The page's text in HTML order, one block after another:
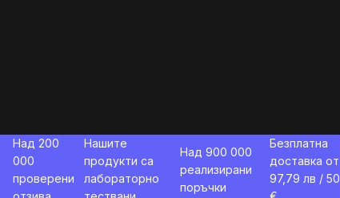
Над 200
000
проверени
Нашите
продукти са
лабораторно
Над 900 000
реализирани
поръчки
Безплатна
доставка от
97,79 лв / 50